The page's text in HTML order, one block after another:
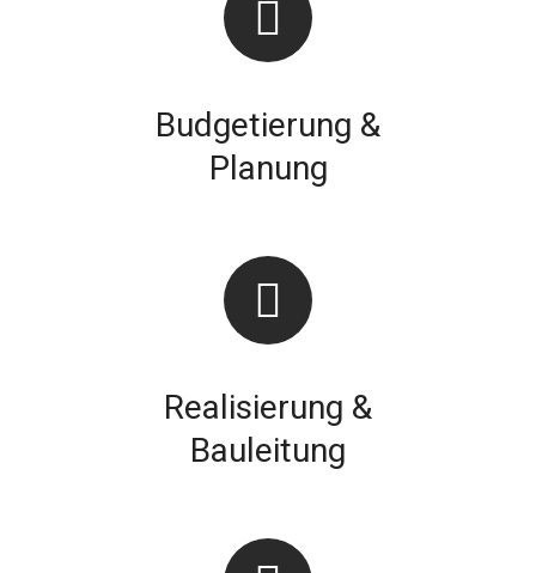
Budgetierung &
Planung
Realisierung &
Bauleitung